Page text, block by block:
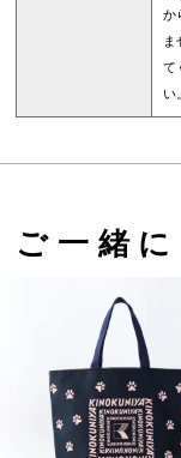
か
ま
て
い。
ご一緒